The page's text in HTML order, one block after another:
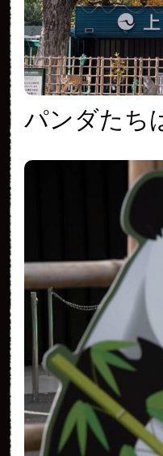
パンダたち